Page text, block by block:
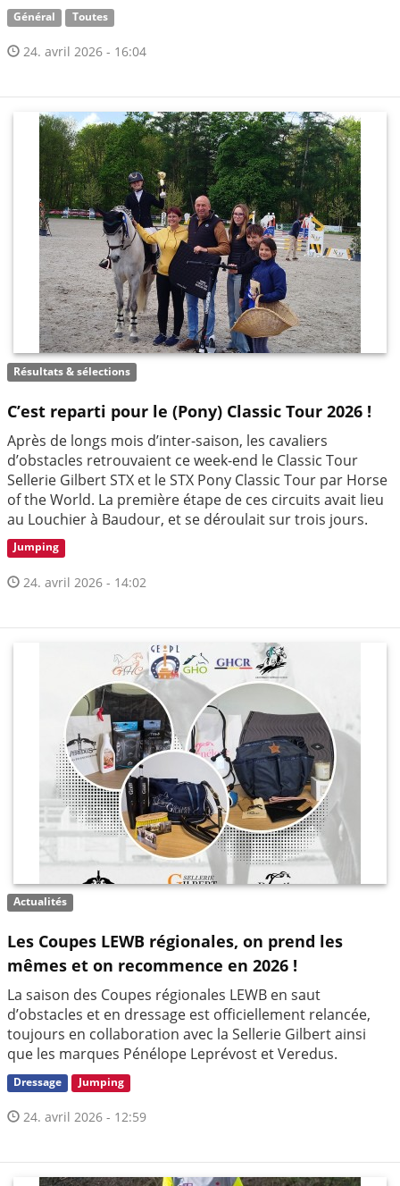
Général Toutes
24. avril 2026 - 16:04
Résultats & sélections
C’est reparti pour le (Pony) Classic Tour 2026 !
Après de longs mois d’inter-saison, les cavaliers
d’obstacles retrouvaient ce week-end le Classic Tour
Sellerie Gilbert STX et le STX Pony Classic Tour par Horse
of the World. La première étape de ces circuits avait lieu
au Louchier à Baudour, et se déroulait sur trois jours.
Jumping
24. avril 2026 - 14:02
Actualités
Les Coupes LEWB régionales, on prend les
mêmes et on recommence en 2026 !
La saison des Coupes régionales LEWB en saut
d’obstacles et en dressage est officiellement relancée,
toujours en collaboration avec la Sellerie Gilbert ainsi
que les marques Pénélope Leprévost et Veredus.
Dressage Jumping
24. avril 2026 - 12:59